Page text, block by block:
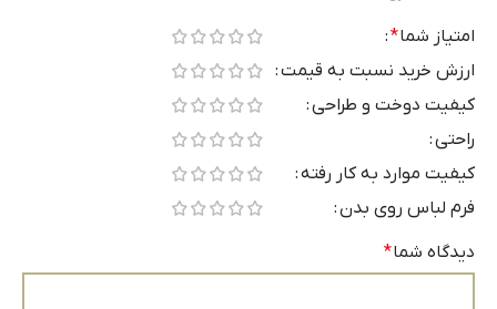
امتیاز شما*
ارزش خرید نسبت به قیمت
کیفیت دوخت و طراحی
راحتی
کیفیت موارد به کار رفته
فرم لباس روی بدن
دیدگاه شما*